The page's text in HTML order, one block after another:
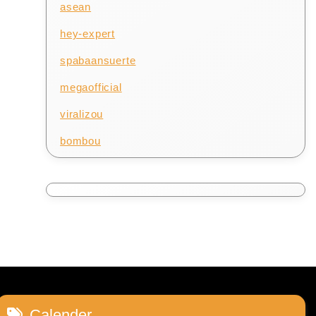
asean
hey-expert
spabaansuerte
megaofficial
viralizou
bombou